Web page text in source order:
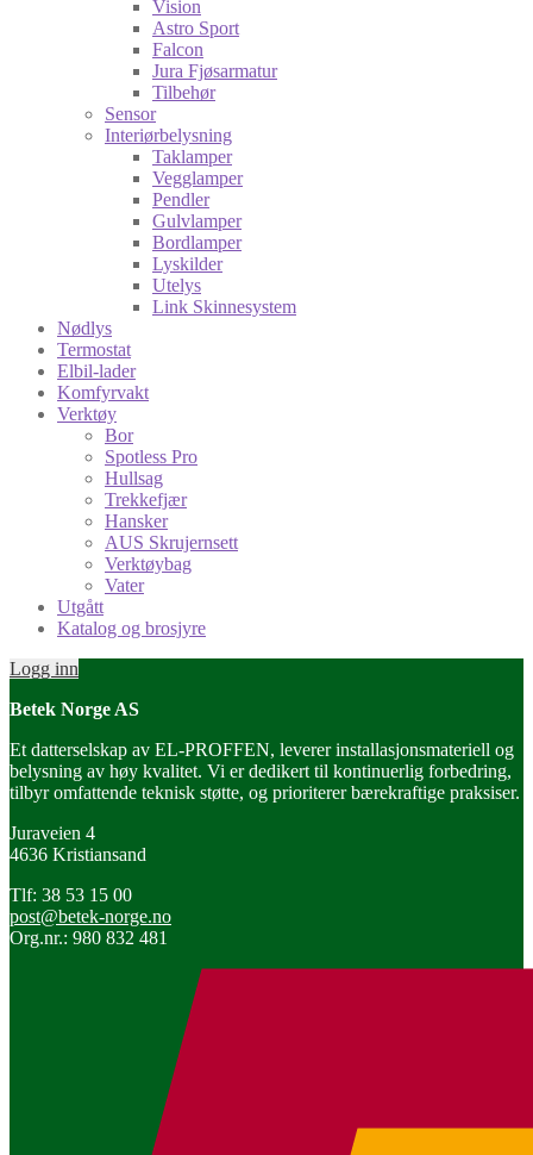
Vision
Astro Sport
Falcon
Jura Fjøsarmatur
Tilbehør
Sensor
Interiørbelysning
Taklamper
Vegglamper
Pendler
Gulvlamper
Bordlamper
Lyskilder
Utelys
Link Skinnesystem
Nødlys
Termostat
Elbil-lader
Komfyrvakt
Verktøy
Bor
Spotless Pro
Hullsag
Trekkefjær
Hansker
AUS Skrujernsett
Verktøybag
Vater
Utgått
Katalog og brosjyre
Logg inn
Betek Norge AS
Et datterselskap av EL-PROFFEN, leverer installasjonsmateriell og
belysning av høy kvalitet. Vi er dedikert til kontinuerlig forbedring,
tilbyr omfattende teknisk støtte, og prioriterer bærekraftige praksiser.
Juraveien 4
4636 Kristiansand
Tlf: 38 53 15 00
post@betek-norge.no
Org.nr.: 980 832 481